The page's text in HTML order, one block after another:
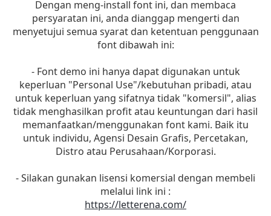
Dengan meng-install font ini, dan membaca
persyaratan ini, anda dianggap mengerti dan
menyetujui semua syarat dan ketentuan penggunaan
font dibawah ini:
- Font demo ini hanya dapat digunakan untuk
keperluan "Personal Use"/kebutuhan pribadi, atau
untuk keperluan yang sifatnya tidak "komersil", alias
tidak menghasilkan profit atau keuntungan dari hasil
memanfaatkan/menggunakan font kami. Baik itu
untuk individu, Agensi Desain Grafis, Percetakan,
Distro atau Perusahaan/Korporasi.
- Silakan gunakan lisensi komersial dengan membeli
melalui link ini :
https://letterena.com/